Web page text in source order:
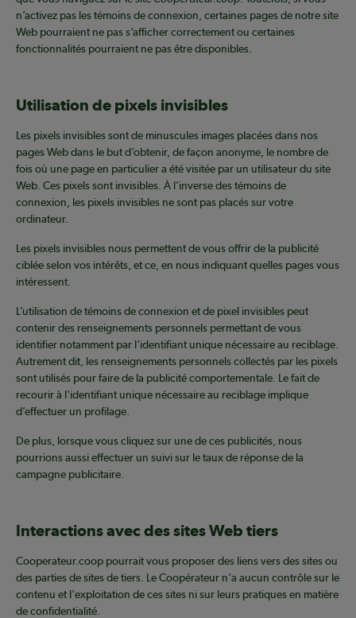
n’activez pas les témoins de connexion, certaines pages de notre site
Web pourraient ne pas s’afficher correctement ou certaines
fonctionnalités pourraient ne pas être disponibles.
Utilisation de pixels invisibles
Les pixels invisibles sont de minuscules images placées dans nos
pages Web dans le but d’obtenir, de façon anonyme, le nombre de
fois où une page en particulier a été visitée par un utilisateur du site
Web. Ces pixels sont invisibles. À l’inverse des témoins de
connexion, les pixels invisibles ne sont pas placés sur votre
ordinateur.
Les pixels invisibles nous permettent de vous offrir de la publicité
ciblée selon vos intérêts, et ce, en nous indiquant quelles pages vous
intéressent.
L’utilisation de témoins de connexion et de pixel invisibles peut
contenir des renseignements personnels permettant de vous
identifier notamment par l’identifiant unique nécessaire au reciblage.
Autrement dit, les renseignements personnels collectés par les pixels
sont utilisés pour faire de la publicité comportementale. Le fait de
recourir à l'identifiant unique nécessaire au reciblage implique
d’effectuer un profilage.
De plus, lorsque vous cliquez sur une de ces publicités, nous
pourrions aussi effectuer un suivi sur le taux de réponse de la
campagne publicitaire.
Interactions avec des sites Web tiers
Cooperateur.coop pourrait vous proposer des liens vers des sites ou
des parties de sites de tiers. Le Coopérateur n'a aucun contrôle sur le
contenu et l'exploitation de ces sites ni sur leurs pratiques en matière
de confidentialité.